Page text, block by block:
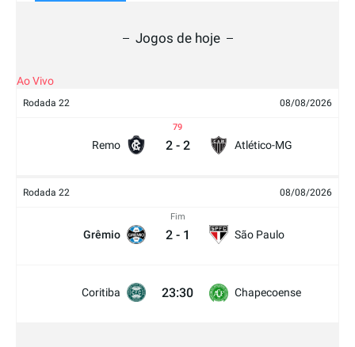
Jogos de hoje
Ao Vivo
Rodada 22 08/08/2026
Remo
79
2 - 2 Atlético-MG
Rodada 22 08/08/2026
Grêmio
Fim
2 - 1 São Paulo
Coritiba 23:30 Chapecoense